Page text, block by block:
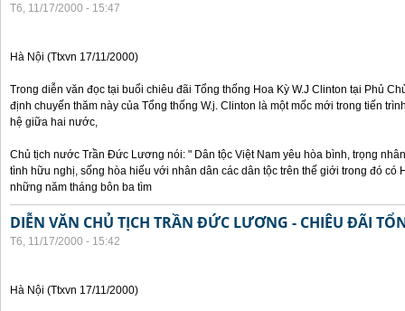
T6, 11/17/2000 - 15:47
Hà Nội (Ttxvn 17/11/2000)
Trong diễn văn đọc tại buổi chiêu đãi Tổng thống Hoa Kỳ W.J Clinton tại Phủ
định chuyến thăm này của Tổng thống W.j. Clinton là một mốc mới trong tiến
hệ giữa hai nước,
Chủ tịch nước Trần Đức Lương nói: " Dân tộc Việt Nam yêu hòa bình, trọng
tình hữu nghị, sống hòa hiếu với nhân dân các dân tộc trên thế giới trong đó có
những năm tháng bôn ba tìm
DIỄN VĂN CHỦ TỊCH TRẦN ĐỨC LƯƠNG - CHIÊU ĐÃI
T6, 11/17/2000 - 15:42
Hà Nội (Ttxvn 17/11/2000)